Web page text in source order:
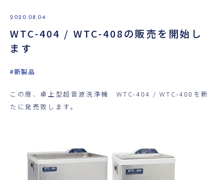
お役立ち資料
研究開発
ニュース
2020.08.04
WTC-404 / WTC-408の販売を開始し
ます
#新製品
この度、卓上型超音波洗浄機 WTC-404 / WTC-408を新
たに発売致します。